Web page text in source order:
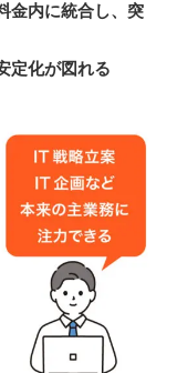
金内に統合し、突
定化が図れる